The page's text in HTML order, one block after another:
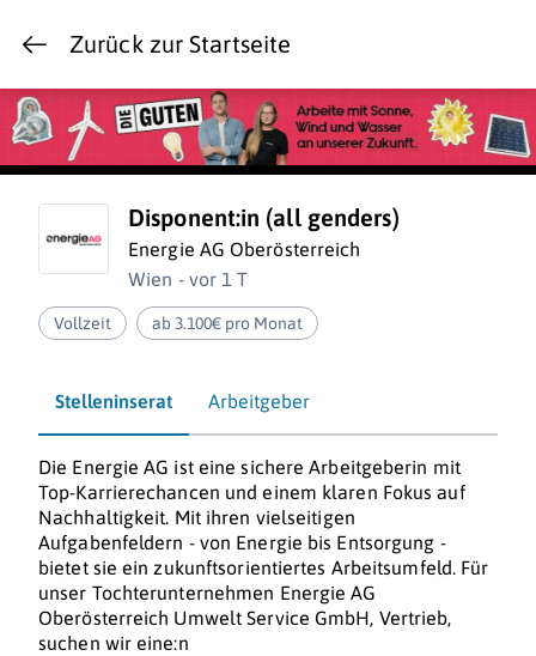
Zurück zur Startseite
Disponent:in (all genders)
Energie AG Oberösterreich
Wien - vor 1 T
Vollzeit ab 3.100€ pro Monat
Stelleninserat Arbeitgeber
Die Energie AG ist eine sichere Arbeitgeberin mit
Top-Karrierechancen und einem klaren Fokus auf
Nachhaltigkeit. Mit ihren vielseitigen
Aufgabenfeldern - von Energie bis Entsorgung -
bietet sie ein zukunftsorientiertes Arbeitsumfeld. Für
unser Tochterunternehmen Energie AG
Oberösterreich Umwelt Service GmbH, Vertrieb,
suchen wir eine:n